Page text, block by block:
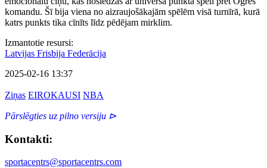
komandu. Šī bija viena no aizraujošākajām spēlēm visā turnīrā, kurā
katrs punkts tika cīnīts līdz pēdējam mirklim.
Izmantotie resursi:
Latvijas Frisbija Federācija
2025-02-16 13:37
Ziņas EIROKAUSI NBA
Pārslēgties uz pilno versiju ⊳
Kontakti:
sportacentrs@sportacentrs.com